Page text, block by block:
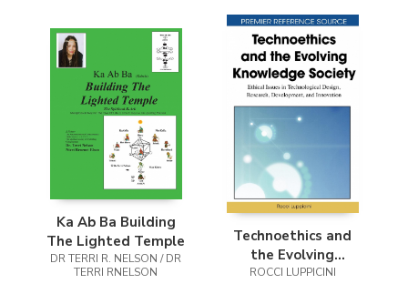
(Málaga)
Ka Ab Ba Building
The Lighted Temple
DR TERRI R. NELSON / DR
TERRI RNELSON
Technoethics and
the Evolving
Knowledge Society
ROCCI LUPPICINI